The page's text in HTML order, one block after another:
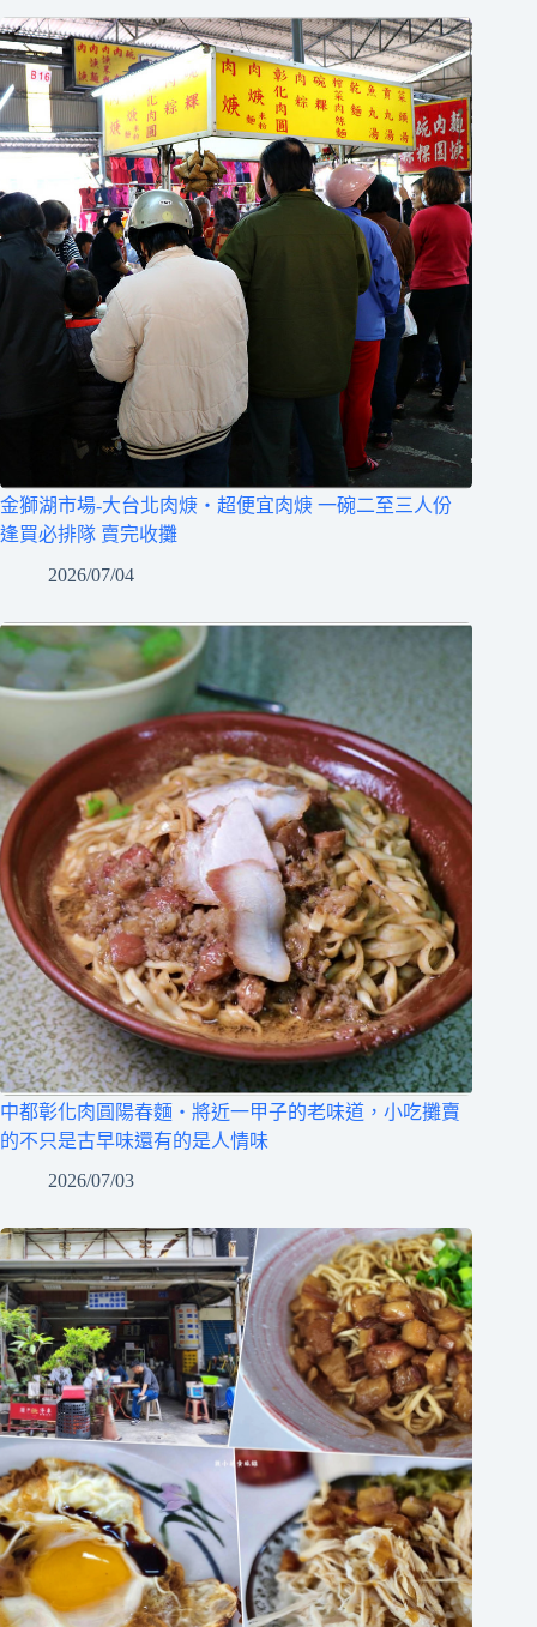
金獅湖市場-大台北肉焿‧超便宜肉焿 一碗二至三人份
逢買必排隊 賣完收攤
2026/07/04
中都彰化肉圓陽春麵‧將近一甲子的老味道，小吃攤賣
的不只是古早味還有的是人情味
2026/07/03